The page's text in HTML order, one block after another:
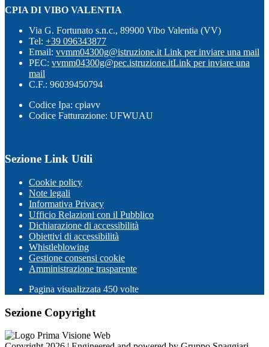
CPIA DI VIBO VALENTIA
Via G. Fortunato s.n.c., 89900 Vibo Valentia (VV)
Tel: +39 096343877
Email: vvmm04300g@istruzione.it Link per inviare una mail
PEC: vvmm04300g@pec.istruzione.itLink per inviare una
mail
C.F.: 96039450794
Codice Ipa: cpiavv
Codice Fatturazione: UFWUAU
Sezione Link Utili
Cookie policy
Note legali
Informativa Privacy
Ufficio Relazioni con il Pubblico
Dichiarazione di accessibilità
Obiettivi di accessibilità
Whistleblowing
Gestione consensi cookie
Amministrazione trasparente
Pagina visualizzata 450 volte
Sezione Copyright